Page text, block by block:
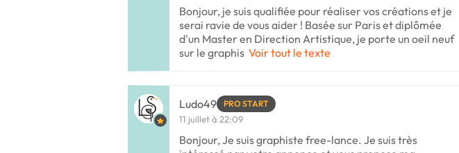
Bonjour, je suis qualifiée pour réaliser vos créations et je
serai ravie de vous aider ! Basée sur Paris et diplômée
d'un Master en Direction Artistique, je porte un oeil neuf
sur le graphis Voir tout le texte
Ludo49 PRO START
11 juillet à 22:09
Bonjour, Je suis graphiste free-lance. Je suis très